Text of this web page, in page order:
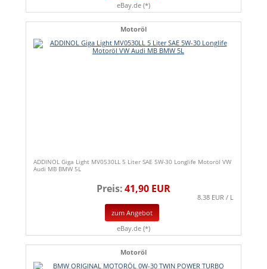
eBay.de (*)
Motoröl
ADDINOL Giga Light MV0530LL 5 Liter SAE 5W-30 Longlife Motoröl VW
Audi MB BMW 5L
Preis:41,90 EUR
8.38 EUR / L
zum Angebot
eBay.de (*)
Motoröl